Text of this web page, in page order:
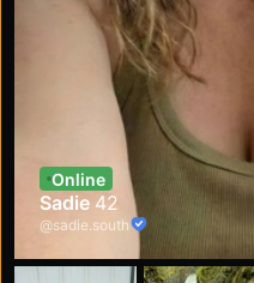
Online
Sadie 42
@sadie.south